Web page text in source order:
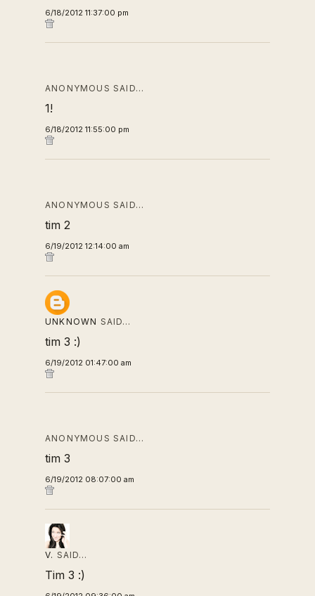
6/18/2012 11:37:00 pm
ANONYMOUS SAID…
1!
6/18/2012 11:55:00 pm
ANONYMOUS SAID…
tim 2
6/19/2012 12:14:00 am
UNKNOWN SAID…
tim 3 :)
6/19/2012 01:47:00 am
ANONYMOUS SAID…
tim 3
6/19/2012 08:07:00 am
V. SAID…
Tim 3 :)